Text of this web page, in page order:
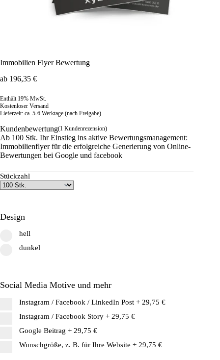
Immobilien Flyer Bewertung
ab 196,35 €
Enthält 19% MwSt.
Kostenloser Versand
Lieferzeit: ca. 5-6 Werktage (nach Freigabe)
Kundenbewertung(1 Kundenrezension)
Ab 100 Stk. Ihr Einstieg ins aktive Bewertungsmanagement:
Immobilienflyer für die erfolgreiche Generierung von Online-
Bewertungen bei Google und facebook
Stückzahl
Design
hell
dunkel
Social Media Motive und mehr
Instagram / Facebook / LinkedIn Post + 29,75 €
Instagram / Facebook Story + 29,75 €
Google Beitrag + 29,75 €
Wunschgröße, z. B. für Ihre Website + 29,75 €